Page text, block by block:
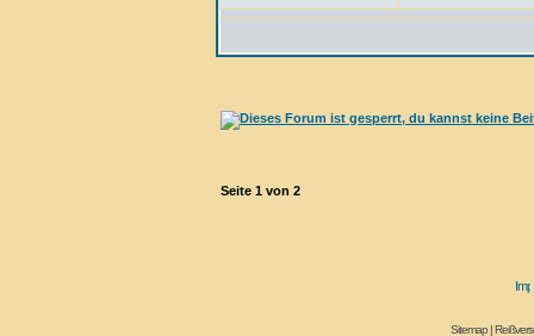
Seite 1 von 2
Sitemap |